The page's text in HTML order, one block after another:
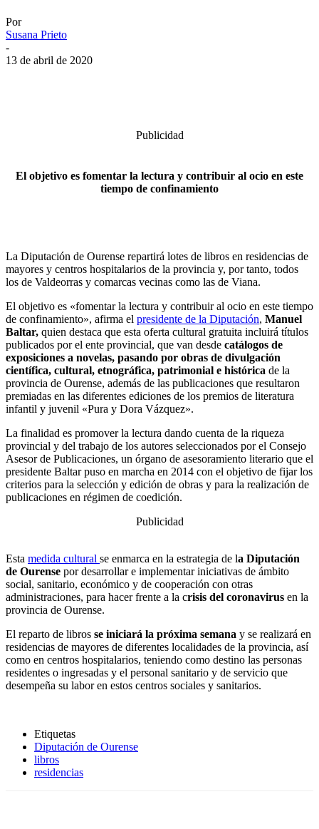
Por
Susana Prieto
-
13 de abril de 2020
Publicidad
El objetivo es fomentar la lectura y contribuir al ocio en este
tiempo de confinamiento
La Diputación de Ourense repartirá lotes de libros en residencias de
mayores y centros hospitalarios de la provincia y, por tanto, todos
los de Valdeorras y comarcas vecinas como las de Viana.
El objetivo es «fomentar la lectura y contribuir al ocio en este tiempo
de confinamiento», afirma el presidente de la Diputación, Manuel
Baltar, quien destaca que esta oferta cultural gratuita incluirá títulos
publicados por el ente provincial, que van desde catálogos de
exposiciones a novelas, pasando por obras de divulgación
científica, cultural, etnográfica, patrimonial e histórica de la
provincia de Ourense, además de las publicaciones que resultaron
premiadas en las diferentes ediciones de los premios de literatura
infantil y juvenil «Pura y Dora Vázquez».
La finalidad es promover la lectura dando cuenta de la riqueza
provincial y del trabajo de los autores seleccionados por el Consejo
Asesor de Publicaciones, un órgano de asesoramiento literario que el
presidente Baltar puso en marcha en 2014 con el objetivo de fijar los
criterios para la selección y edición de obras y para la realización de
publicaciones en régimen de coedición.
Publicidad
Esta medida cultural se enmarca en la estrategia de la Diputación
de Ourense por desarrollar e implementar iniciativas de ámbito
social, sanitario, económico y de cooperación con otras
administraciones, para hacer frente a la crisis del coronavirus en la
provincia de Ourense.
El reparto de libros se iniciará la próxima semana y se realizará en
residencias de mayores de diferentes localidades de la provincia, así
como en centros hospitalarios, teniendo como destino las personas
residentes o ingresadas y el personal sanitario y de servicio que
desempeña su labor en estos centros sociales y sanitarios.
Etiquetas
Diputación de Ourense
libros
residencias